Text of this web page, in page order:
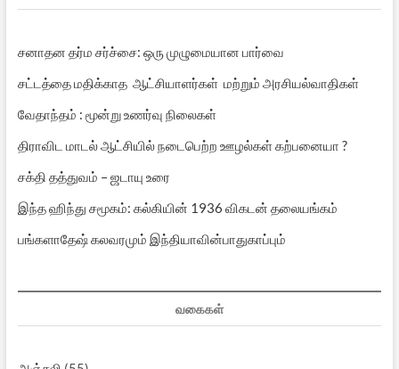
சனாதன தர்ம சர்ச்சை: ஒரு முழுமையான பார்வை
சட்டத்தை மதிக்காத ஆட்சியாளர்கள் மற்றும் அரசியல்வாதிகள்
வேதாந்தம் : மூன்று உணர்வு நிலைகள்
திராவிட மாடல் ஆட்சியில் நடைபெற்ற ஊழல்கள் கற்பனையா ?
சக்தி தத்துவம் – ஜடாயு உரை
இந்த ஹிந்து சமூகம்: கல்கியின் 1936 விகடன் தலையங்கம்
பங்களாதேஷ் கலவரமும் இந்தியாவின்பாதுகாப்பும்
வகைகள்